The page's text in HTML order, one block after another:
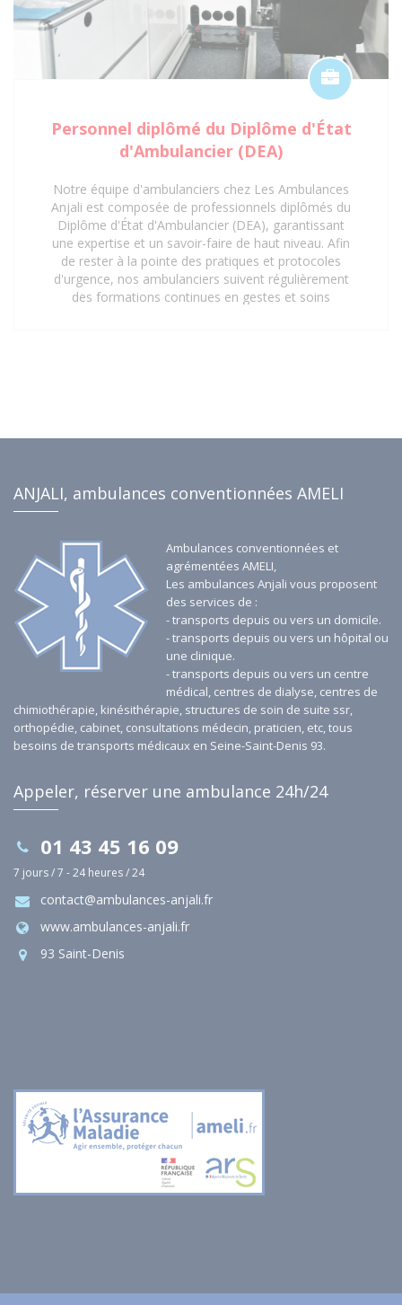
Personnel diplômé du Diplôme d'État
d'Ambulancier (DEA)
Notre équipe d'ambulanciers chez Les Ambulances
Anjali est composée de professionnels diplômés du
Diplôme d'État d'Ambulancier (DEA), garantissant
une expertise et un savoir-faire de haut niveau. Afin
de rester à la pointe des pratiques et protocoles
d'urgence, nos ambulanciers suivent régulièrement
des formations continues en gestes et soins
ANJALI, ambulances conventionnées AMELI
Ambulances conventionnées et
agrémentées AMELI,
Les ambulances Anjali vous proposent
des services de :
- transports depuis ou vers un domicile.
- transports depuis ou vers un hôpital ou
une clinique.
- transports depuis ou vers un centre
médical, centres de dialyse, centres de
chimiothérapie, kinésithérapie, structures de soin de suite ssr,
orthopédie, cabinet, consultations médecin, praticien, etc, tous
besoins de transports médicaux en Seine-Saint-Denis 93.
Appeler, réserver une ambulance 24h/24
01 43 45 16 09
7 jours / 7 - 24 heures / 24
contact@ambulances-anjali.fr
www.ambulances-anjali.fr
93 Saint-Denis